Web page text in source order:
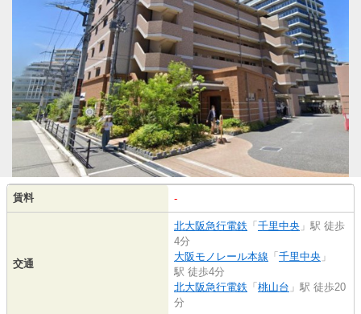
賃料 -
交通
北大阪急行電鉄 「 千里中央 」駅 徒歩
4分
大阪モノレール本線 「 千里中央 」
駅 徒歩4分
北大阪急行電鉄 「 桃山台 」駅 徒歩20
分